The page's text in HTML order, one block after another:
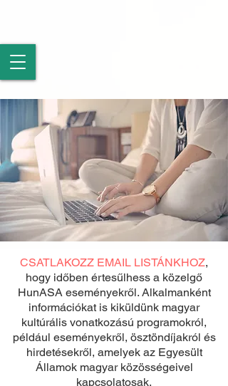
CSATLAKOZZ EMAIL LISTÁNKHOZ,
hogy időben értesűlhess a közelgő
HunASA eseményekről. Alkalmanként
információkat is kiküldünk magyar
kultúrális vonatkozású programokról,
például eseményekről, ösztöndíjakról és
hirdetésekről, amelyek az Egyesült
Államok magyar közösségeivel
kapcsolatosak.